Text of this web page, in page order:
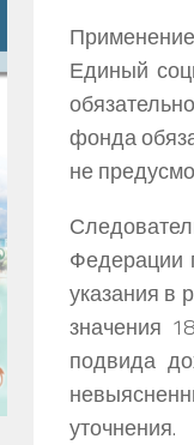
Единый
фонда
не
Федерации
указания в
значения
подвида
уточнения.